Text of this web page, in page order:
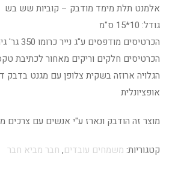
אלמנט תלת מימד מודבק – קוביות שש בש
גודל: 10*15 ס"מ
הכרטיסים מודפסים ע"ג נייר כרומו 350 גר' גימור למינציה.
הכרטיסים חלקים וריקים מאחור לכתיבת
הגלויה ארוזה בשקית צלופן עם מגנט בדבק
אופציונלית
מוצר זה הודבק ונארז ע"י אנשים עם צרכים
קטגוריות: משמחים עובדים, חבר מביא חבר